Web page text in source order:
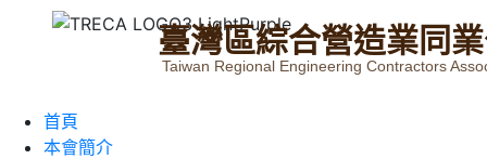
臺灣區綜合營造業同業
Taiwan Regional Engineering Contractors
首頁
本會簡介